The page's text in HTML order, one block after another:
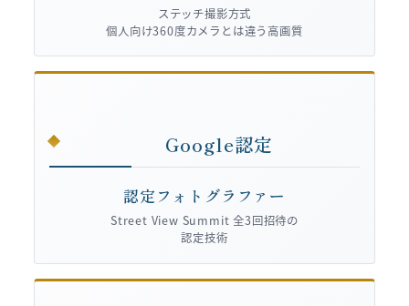
ステッチ撮影方式
個人向け360度カメラとは違う高画質
Google認定
認定フォトグラファー
Street View Summit 全3回招待の
認定技術